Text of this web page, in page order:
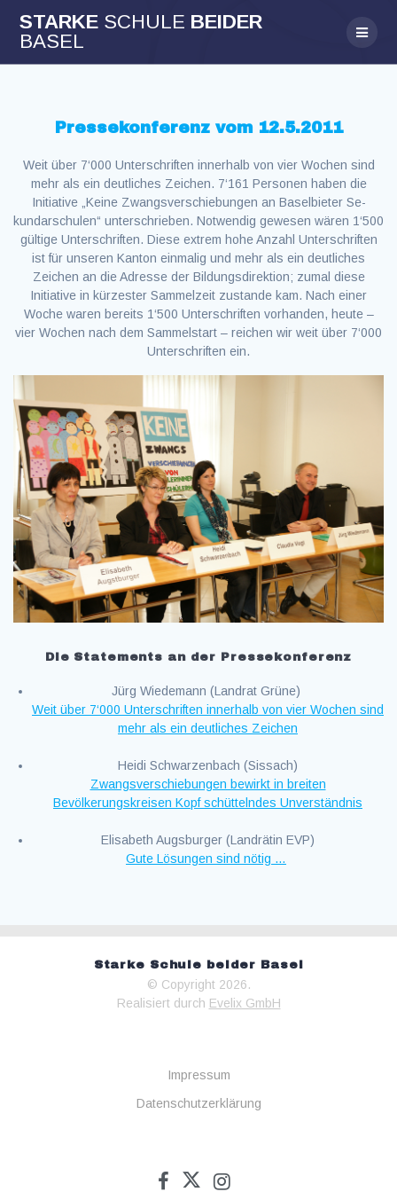
to
STARKE SCHULE BEIDER
BASEL
Pressekonferenz vom 12.5.2011
Weit über 7‘000 Unterschriften innerhalb von vier Wochen sind
mehr als ein deutliches Zeichen. 7‘161 Personen haben die
Initiative „Keine Zwangsverschiebungen an Baselbieter Se-
kundarschulen“ unterschrieben. Notwendig gewesen wären 1‘500
gültige Unterschriften. Diese extrem hohe Anzahl Unterschriften
ist für unseren Kanton einmalig und mehr als ein deutliches
Zeichen an die Adresse der Bildungsdirektion; zumal diese
Initiative in kürzester Sammelzeit zustande kam. Nach einer
Woche waren bereits 1‘500 Unterschriften vorhanden, heute –
vier Wochen nach dem Sammelstart – reichen wir weit über 7‘000
Unterschriften ein.
Die Statements an der Pressekonferenz
Jürg Wiedemann (Landrat Grüne)
Weit über 7‘000 Unterschriften innerhalb von vier Wochen sind
mehr als ein deutliches Zeichen
Heidi Schwarzenbach (Sissach)
Zwangsverschiebungen bewirkt in breiten
Bevölkerungskreisen Kopf schüttelndes Unverständnis
Elisabeth Augsburger (Landrätin EVP)
Gute Lösungen sind nötig …
Starke Schule beider Basel
© Copyright 2026.
Realisiert durch Evelix GmbH
Impressum
Datenschutzerklärung